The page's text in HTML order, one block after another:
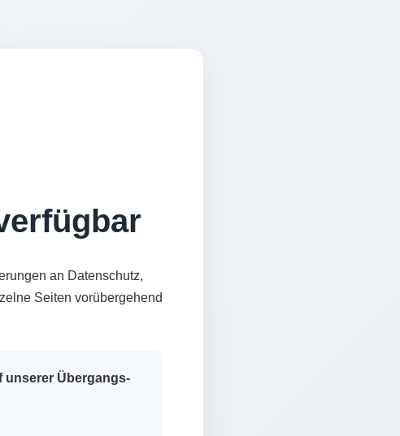
an Datenschutz,
Seiten vorübergehend
unserer Übergangs-